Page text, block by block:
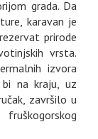
grada. Da
karavan je
prirode
vrsta.
izvora
na kraju, uz
završilo u